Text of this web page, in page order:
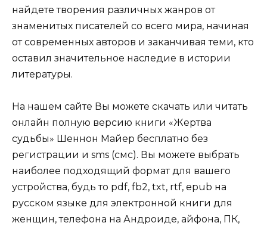
найдете творения различных жанров от
знаменитых писателей со всего мира, начиная
от современных авторов и заканчивая теми, кто
оставил значительное наследие в истории
литературы.
На нашем сайте Вы можете скачать или читать
онлайн полную версию книги «Жертва
судьбы» Шеннон Майер бесплатно без
регистрации и sms (смс). Вы можете выбрать
наиболее подходящий формат для вашего
устройства, будь то pdf, fb2, txt, rtf, epub на
русском языке для электронной книги для
женщин, телефона на Андроиде, айфона, ПК,